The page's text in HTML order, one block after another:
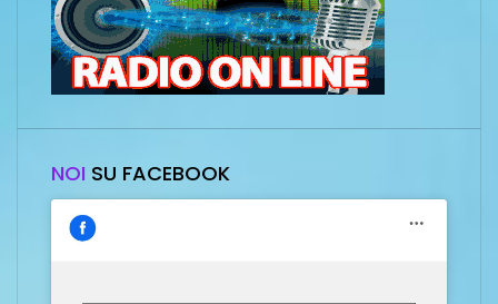
NOI SU FACEBOOK